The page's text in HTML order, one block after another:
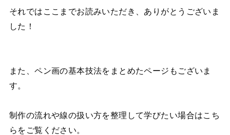
それではここまでお読みいただき、ありがとうございま
した！
また、ペン画の基本技法をまとめたページもございま
す。
制作の流れや線の扱い方を整理して学びたい場合はこち
らをご覧ください。